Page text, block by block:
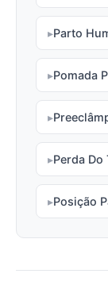
Parto
Pomada
Perda Do
Posição